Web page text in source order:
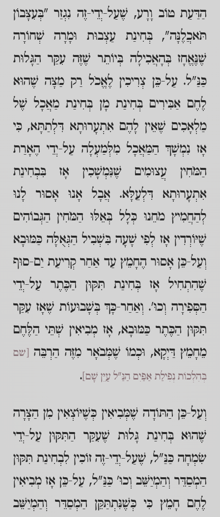
הַדַּעַת טוֹב וָרָע, שֶׁעַל-יְדֵי-זֶה נִגְזַר "בְּעִצָּבוֹן
תֹּאכֲלֶנָּה", בְּחִינַת עַצְבוּת וּמָרָה שְׁחוֹרָה
שֶׁנֶּאֱחָז בְּהָאֲכִילָה בְּיוֹתֵר שֶׁזֶּה עִקַּר הַגָּלוּת
כַּנַּ"ל. עַל-כֵּן צְרִיכִין לֶאֱכֹל רַק מַצָּה שֶׁהוּא
לֶחֶם אַבִּירִים בְּחִינַת מָן בְּחִינַת מַאֲכָל שֶׁל
מַלְאָכִים שֶׁאֵין לָהֶם אִתְעָרוּתָא דִּלְתַתָּא, כִּי
אָז נִמְשָׁךְ הַמַּאֲכָל מִלְּמַעְלָה עַל-יְדֵי הֶאָרַת
הַמֹּחִין עֲצוּמִים שֶׁנִּמְשָׁכִין אָז בִּבְחִינַת
אִתְעָרוּתָא דִּלְעֵלָּא. אֲבָל אָנוּ אָסוּר לָנוּ
לְהַחֲמִיץ מֹחֵנוּ כְּלָל בְּאֵלּוּ הַמֹּחִין הַגְּבוֹהִים
שֶׁיּוֹרְדִין אָז לְפִי שָׁעָה בִּשְׁבִיל הַגְּאֻלָּה כַּמּוּבָא
וְעַל-כֵּן אָסוּר הֶחָמֵץ עַד אַחַר קְרִיעַת יַם-סוּף
שֶׁהִתְחִיל אָז בְּחִינַת תִּקּוּן הַכֶּתֶר עַל-יְדֵי
הַסְּפִירָה וְכוּ'. וְאַחַר-כָּךְ בְּשָׁבוּעוֹת שֶׁאָז עִקַּר
תִּקּוּן הַכֶּתֶר כַּמּוּבָא, אָז מְבִיאִין שְׁתֵּי הַלֶּחֶם
מֵחָמֵץ דַּיְקָא, וּכְמוֹ שֶׁמְּבֹאָר מִזֶּה הַרְבֵּה
[שם
בְּהִלְכוֹת נְפִילַת אַפַּיִם הַנַּ"ל עַיֵּן שָׁם] .
וְעַל-כֵּן הַתּוֹדָה שֶׁמְּבִיאִין כְּשֶׁיּוֹצְאִין מִן הַצָּרָה
שֶׁהוּא בְּחִינַת גָּלוּת שֶׁעִקַּר הַתִּקּוּן עַל-יְדֵי
שִׂמְחָה כַּנַּ"ל, שֶׁעַל-יְדֵי-זֶה זוֹכִין לִבְחִינַת תִּקּוּן
הַמְסַדֵּר וְהַמְיַשֵּׁב וְכוּ' כַּנַּ"ל, עַל-כֵּן אָז מְבִיאִין
לֶחֶם חָמֵץ כִּי כְּשֶׁנִּתְתַּקֵּן הַמְסַדֵּר וְהַמְיַשֵּׁב